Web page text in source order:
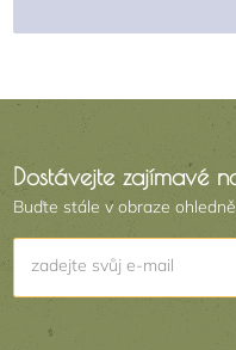
Dostávejte zajímavé
Buďte stále v obraze
zadejte svůj e-mail